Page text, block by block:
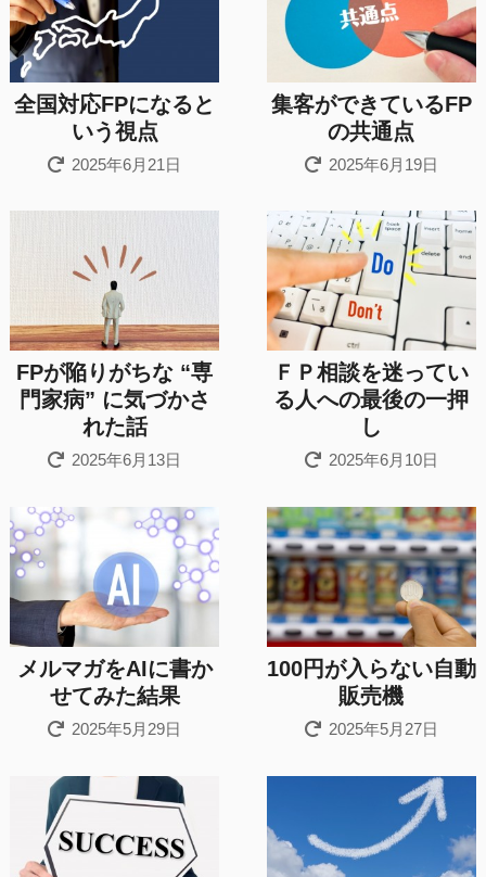
全国対応FPになると
いう視点
2025年6月21日
集客ができているFP
の共通点
2025年6月19日
FPが陥りがちな “専
門家病” に気づかさ
れた話
2025年6月13日
ＦＰ相談を迷ってい
る人への最後の一押
し
2025年6月10日
メルマガをAIに書か
せてみた結果
2025年5月29日
100円が入らない自動
販売機
2025年5月27日